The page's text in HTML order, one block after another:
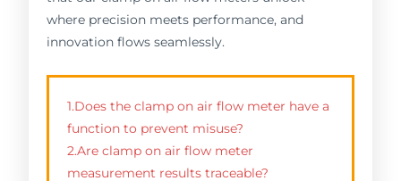
where precision meets performance, and
innovation flows seamlessly.
1.Does the clamp on air flow meter have a
function to prevent misuse?
2.Are clamp on air flow meter
measurement results traceable?